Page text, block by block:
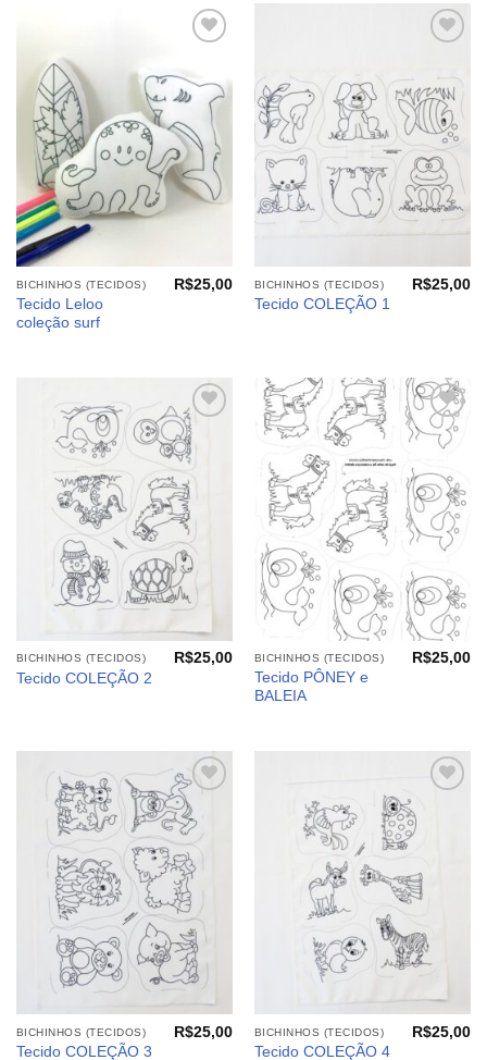
aos
meus
desejos
BICHINHOS (TECIDOS)
Tecido Leloo
coleção surf
R$25,00
meus
desejos
BICHINHOS (TECIDOS)
Tecido COLEÇÃO 1
R$25,00
Adicionar
aos
meus
desejos
BICHINHOS (TECIDOS)
Tecido COLEÇÃO 2
R$25,00
Adicionar
aos
desejos
BICHINHOS (TECIDOS)
Tecido PÔNEY e
BALEIA
R$25,00
Adicionar
aos
meus
desejos
BICHINHOS (TECIDOS)
Tecido COLEÇÃO 3
R$25,00
Adicionar
BICHINHOS (TECIDOS)
Tecido COLEÇÃO 4
R$25,00